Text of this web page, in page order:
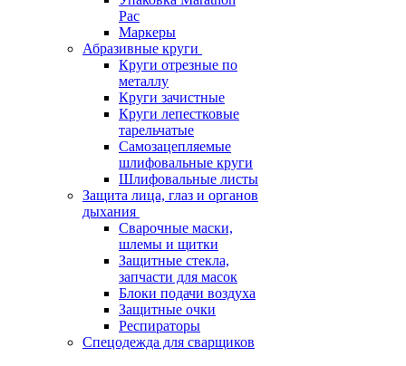
Pac
Маркеры
Абразивные круги
Круги отрезные по
металлу
Круги зачистные
Круги лепестковые
тарельчатые
Самозацепляемые
шлифовальные круги
Шлифовальные листы
Защита лица, глаз и органов
дыхания
Сварочные маски,
шлемы и щитки
Защитные стекла,
запчасти для масок
Блоки подачи воздуха
Защитные очки
Респираторы
Спецодежда для сварщиков